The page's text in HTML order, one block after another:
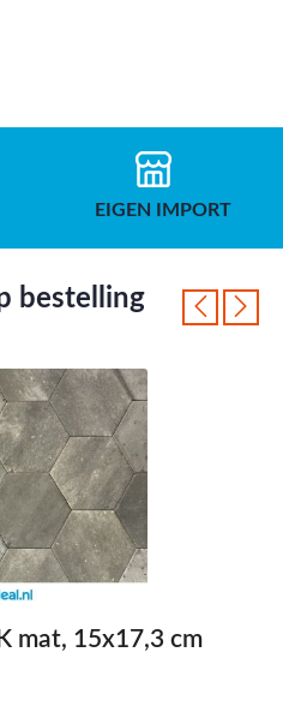
EIGEN IMPORT
bestelling
mat, 15x17,3 cm